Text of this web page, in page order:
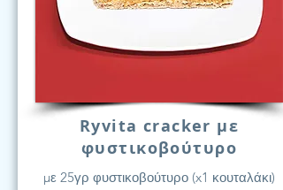
Ryvita cracker με
φυστικοβούτυρο
με 25γρ φυστικοβούτυρο (x1 κουταλάκι)